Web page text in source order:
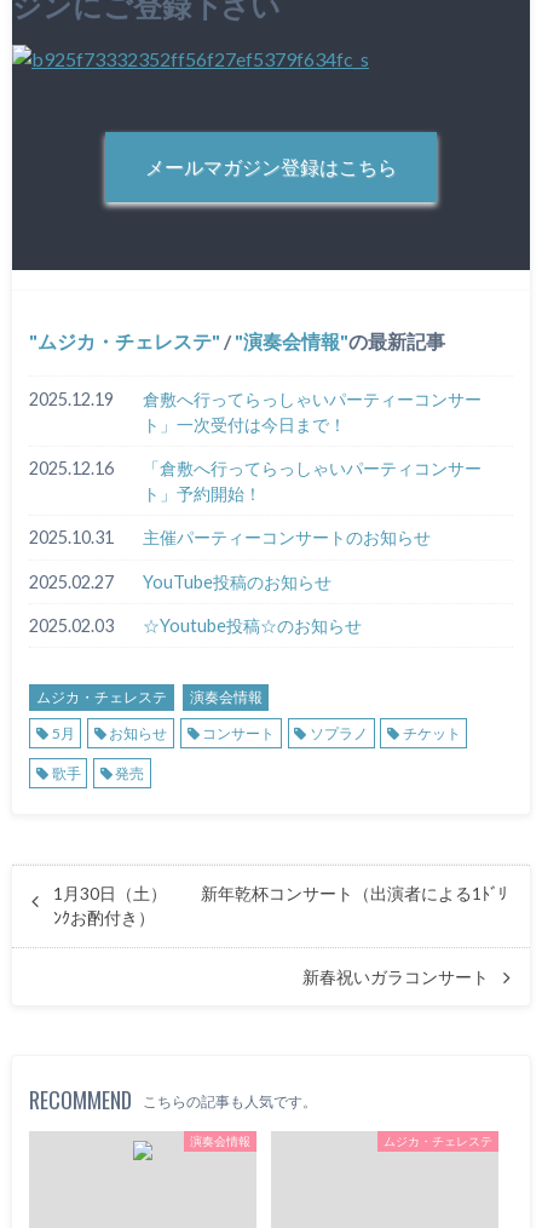
メールマガジン登録はこちら
ムジカ・チェレステ / 演奏会情報 の最新記事
2025.12.19
倉敷へ行ってらっしゃいパーティーコンサー
ト」一次受付は今日まで！
2025.12.16
「倉敷へ行ってらっしゃいパーティコンサー
ト」予約開始！
2025.10.31 主催パーティーコンサートのお知らせ
2025.02.27 YouTube投稿のお知らせ
2025.02.03 ☆Youtube投稿☆のお知らせ
ムジカ・チェレステ
演奏会情報
5月
お知らせ コンサート ソプラノ チケット
歌手 発売
1月30日（土） 新年乾杯コンサート（出演者による1ﾄﾞﾘ
ﾝｸお酌付き）
新春祝いガラコンサート
RECOMMEND こちらの記事も人気です。
演奏会情報 ムジカ・チェレステ